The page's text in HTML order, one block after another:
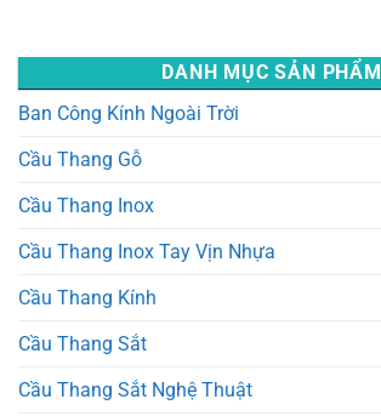
DANH MỤC SẢN PHẨM
Ban Công Kính Ngoài Trời
Cầu Thang Gỗ
Cầu Thang Inox
Cầu Thang Inox Tay Vịn Nhựa
Cầu Thang Kính
Cầu Thang Sắt
Cầu Thang Sắt Nghệ Thuật